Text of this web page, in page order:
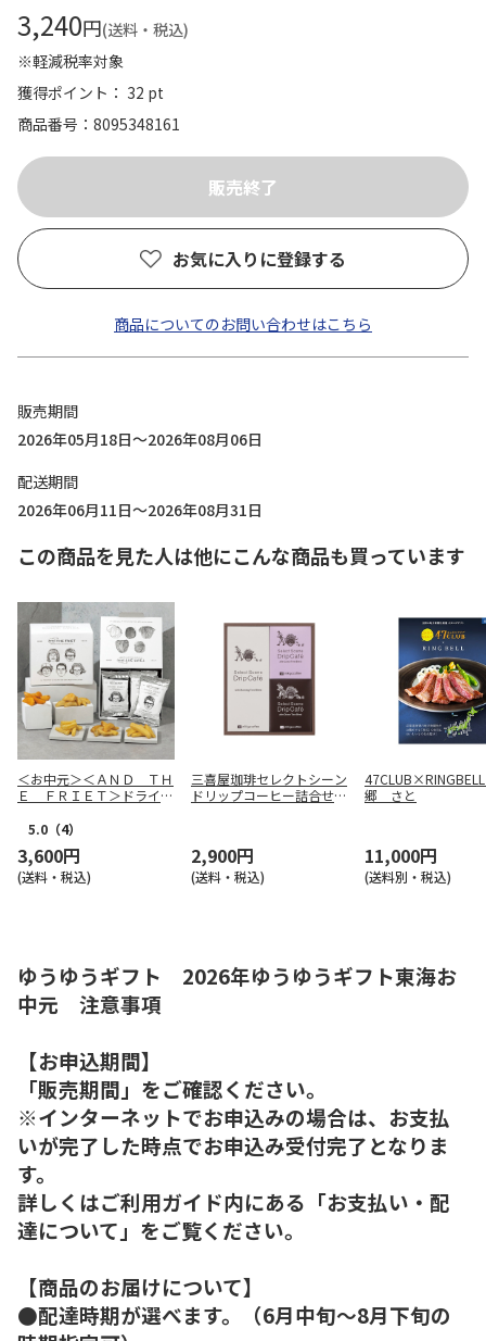
3,240円(送料・税込)
※軽減税率対象
獲得ポイント： 32 pt
商品番号
8095348161
お気に入りに登録する
商品についてのお問い合わせはこちら
販売期間
2026年05月18日～2026年08月06日
配送期間
2026年06月11日～2026年08月31日
この商品を見た人は他にこんな商品も買っています
＜お中元＞＜ＡＮＤ ＴＨ
Ｅ ＦＲＩＥＴ＞ドライフ
5.0 （4）
3,600円
(送料・税込)
三喜屋珈琲セレクトシーン
ドリップコーヒー詰合せ
2,900円
(送料・税込)
郷 さと
11,000円
(送料別・税込)
ゆうゆうギフト 2026年ゆうゆうギフト東海お
中元 注意事項
【お申込期間】
「販売期間」をご確認ください。
※インターネットでお申込みの場合は、お支払
いが完了した時点でお申込み受付完了となりま
す。
詳しくはご利用ガイド内にある「お支払い・配
達について」をご覧ください。
【商品のお届けについて】
●配達時期が選べます。（6月中旬～8月下旬の